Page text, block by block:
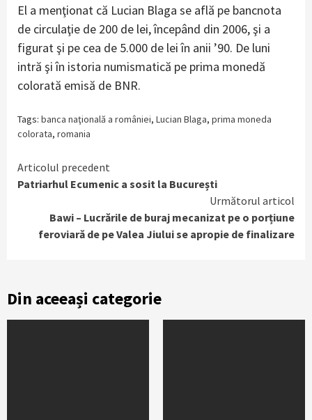
El a menţionat că Lucian Blaga se află pe bancnota
de circulaţie de 200 de lei, începând din 2006, şi a
figurat şi pe cea de 5.000 de lei în anii ’90. De luni
intră şi în istoria numismatică pe prima monedă
colorată emisă de BNR.
Tags: banca naţională a româniei, Lucian Blaga, prima moneda
colorata, romania
Continue
Articolul precedent
Patriarhul Ecumenic a sosit la București
Următorul articol
Bawi – Lucrările de buraj mecanizat pe o porțiune
feroviară de pe Valea Jiului se apropie de finalizare
Din aceeași categorie